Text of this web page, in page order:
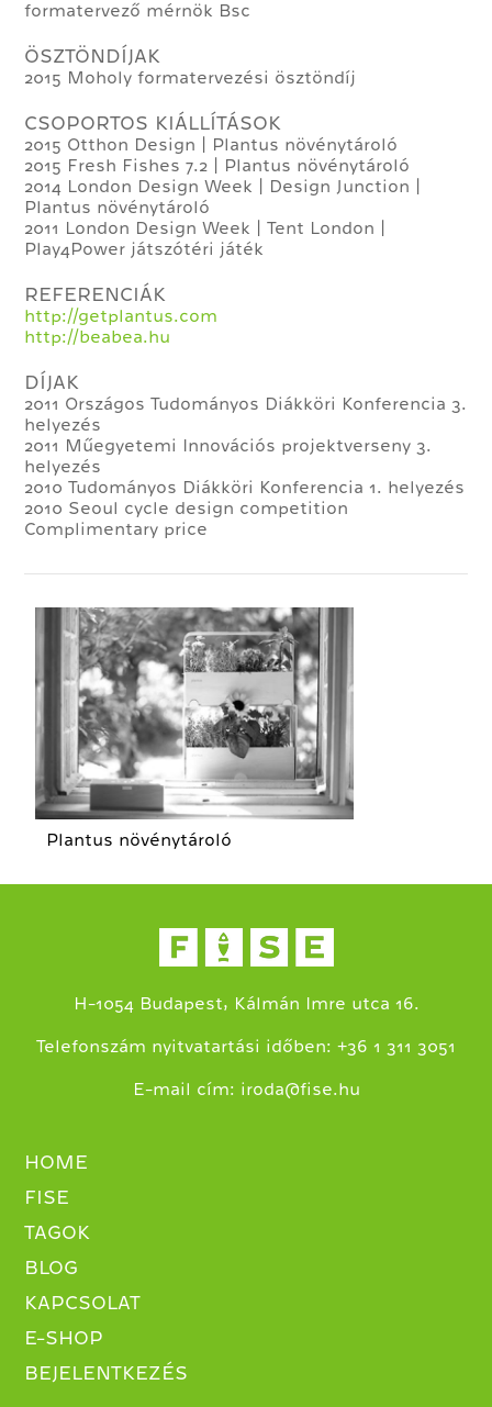
formatervező mérnök Bsc
ÖSZTÖNDÍJAK
2015 Moholy formatervezési ösztöndíj
CSOPORTOS KIÁLLÍTÁSOK
2015 Otthon Design | Plantus növénytároló
2015 Fresh Fishes 7.2 | Plantus növénytároló
2014 London Design Week | Design Junction |
Plantus növénytároló
2011 London Design Week | Tent London |
Play4Power játszótéri játék
REFERENCIÁK
http://getplantus.com
http://beabea.hu
DÍJAK
2011 Országos Tudományos Diákköri Konferencia 3.
helyezés
2011 Műegyetemi Innovációs projektverseny 3.
helyezés
2010 Tudományos Diákköri Konferencia 1. helyezés
2010 Seoul cycle design competition
Complimentary price
Plantus növénytároló
H-1054 Budapest, Kálmán Imre utca 16.
Telefonszám nyitvatartási időben: +36 1 311 3051
E-mail cím: iroda@fise.hu
HOME
FISE
TAGOK
BLOG
KAPCSOLAT
E-SHOP
BEJELENTKEZÉS